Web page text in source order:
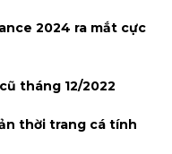
2024 ra mắt cực
tháng 12/2022
thời trang cá tính